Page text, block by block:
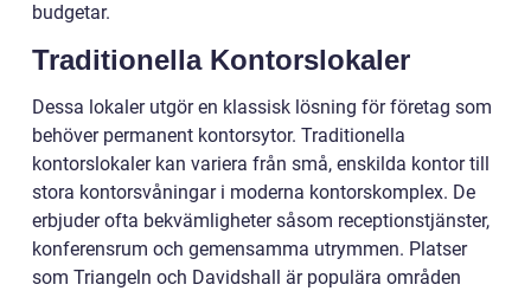
budgetar.
Traditionella Kontorslokaler
Dessa lokaler utgör en klassisk lösning för företag som
behöver permanent kontorsytor. Traditionella
kontorslokaler kan variera från små, enskilda kontor till
stora kontorsvåningar i moderna kontorskomplex. De
erbjuder ofta bekvämligheter såsom receptionstjänster,
konferensrum och gemensamma utrymmen. Platser
som Triangeln och Davidshall är populära områden